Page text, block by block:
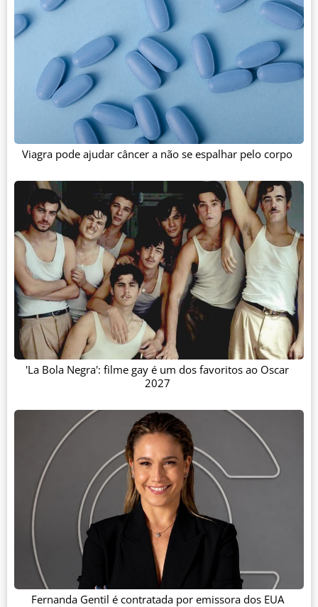
Viagra pode ajudar câncer a não se espalhar pelo corpo
'La Bola Negra': filme gay é um dos favoritos ao Oscar
2027
Fernanda Gentil é contratada por emissora dos EUA